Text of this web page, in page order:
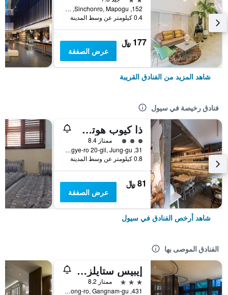
152, Sinchonro, Mapogu, سيول, كوريا الجنوبية
0.4 كيلومتر عن وسط المدينة
177 ﷼
عرض الصفقة
شاهد المزيد من الفنادق القريبة
فنادق رخيصة في سيول
ذا كيوب هوتل - دار ضيافة
تقييم فئة 3ممتاز 8.4
31, Toegye-ro 20-gil, Jung-gu, سيول, كوريا الجنوبية
0.8 كيلومتر عن وسط المدينة
81 ﷼
عرض الصفقة
شاهد أرخص الفنادق في سيول
الفنادق الموصى بها
إيبيس ستايلز أمباسادور سيول غانغنام
3 نجوم
ممتاز 8.2
431, Samseong-ro, Gangnam-gu, سيول, كوريا الجنوبية